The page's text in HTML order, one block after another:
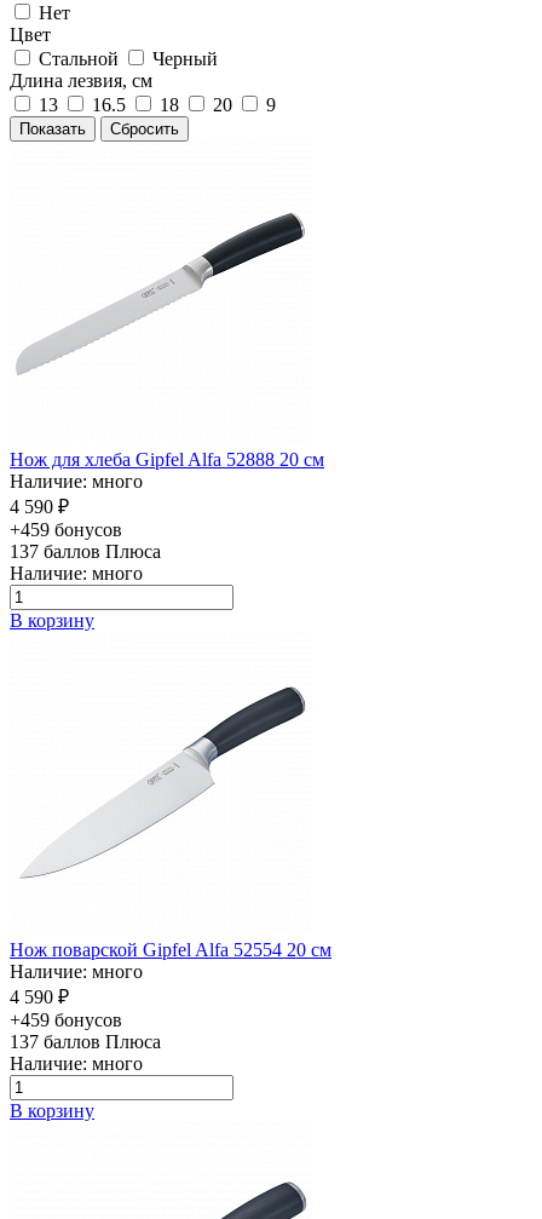
Нет
Цвет
Стальной
Черный
Длина лезвия, см
13
16.5 18 20 9
Нож для хлеба Gipfel Alfa 52888 20 см
Наличие: много
4 590 ₽
+459 бонусов
137 баллов Плюса
Наличие: много
В корзину
Нож поварской Gipfel Alfa 52554 20 см
Наличие: много
4 590 ₽
+459 бонусов
137 баллов Плюса
Наличие: много
В корзину